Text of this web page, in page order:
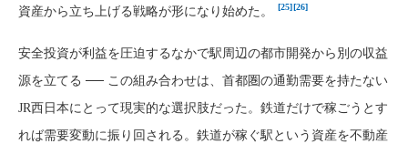
資産から立ち上げる戦略が形になり始めた。
[25] [26]
安全投資が利益を圧迫するなかで駅周辺の都市開発から別の収益
源を立てる ── この組み合わせは、首都圏の通勤需要を持たない
JR西日本にとって現実的な選択肢だった。鉄道だけで稼ごうとす
れば需要変動に振り回される。鉄道が稼ぐ駅という資産を不動産